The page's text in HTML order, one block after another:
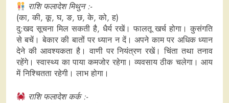
राशि फलादेश मिथुन :-
(का, की, कू, घ, ङ, छ, के, को, ह)
दु:खद सूचना मिल सकती है, धैर्य रखें। फालतू खर्च होगा। कुसंगति
से बचें। बेकार की बातों पर ध्यान न दें। अपने काम पर अधिक ध्यान
देने की आवश्यकता है। वाणी पर नियंत्रण रखें। चिंता तथा तनाव
रहेंगे। स्वास्थ्य का पाया कमजोर रहेगा। व्यवसाय ठीक चलेगा। आय
में निश्चितता रहेगी। लाभ होगा।
राशि फलादेश कर्क :-